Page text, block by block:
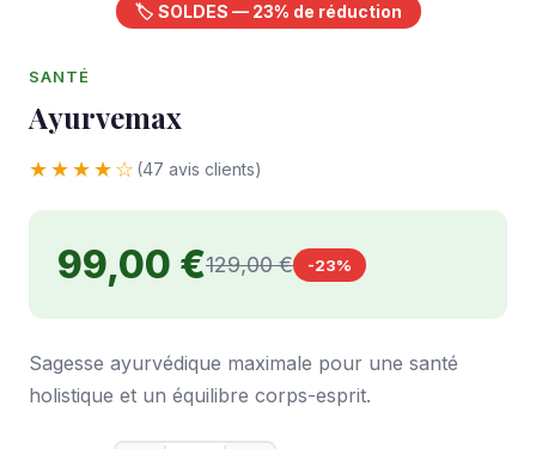
🏷️ SOLDES — 23% de réduction
SANTÉ
Ayurvemax
★★★★☆ (47 avis clients)
99,00 €129,00 € -23%
Sagesse ayurvédique maximale pour une santé
holistique et un équilibre corps-esprit.